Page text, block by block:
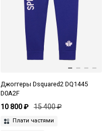
Джоггеры Dsquared2 DQ1445
D0A2F
10 800 ₽ 15 400 ₽
Плати частями